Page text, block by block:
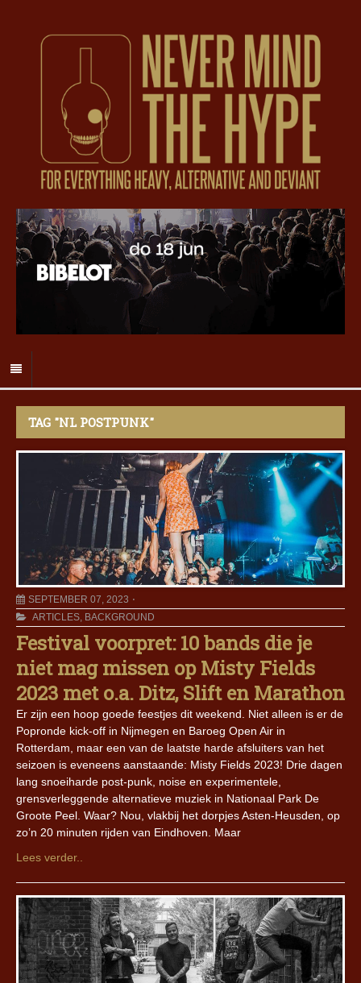
TAG "NL POSTPUNK"
SEPTEMBER 07, 2023
ARTICLES, BACKGROUND
Festival voorpret: 10 bands die je
niet mag missen op Misty Fields
2023 met o.a. Ditz, Slift en Marathon
Er zijn een hoop goede feestjes dit weekend. Niet alleen is er de
Popronde kick-off in Nijmegen en Baroeg Open Air in
Rotterdam, maar een van de laatste harde afsluiters van het
seizoen is eveneens aanstaande: Misty Fields 2023! Drie dagen
lang snoeiharde post-punk, noise en experimentele,
grensverleggende alternatieve muziek in Nationaal Park De
Groote Peel. Waar? Nou, vlakbij het dorpjes Asten-Heusden, op
zo’n 20 minuten rijden van Eindhoven. Maar
Lees verder..